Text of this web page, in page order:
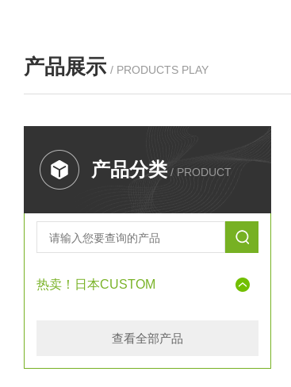
产品展示 / PRODUCTS PLAY
产品分类 / PRODUCT
热卖！日本CUSTOM
查看全部产品